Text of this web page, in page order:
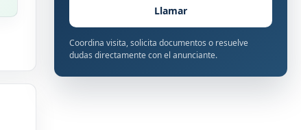
Llamar
Coordina visita, solicita documentos o resuelve
dudas directamente con el anunciante.